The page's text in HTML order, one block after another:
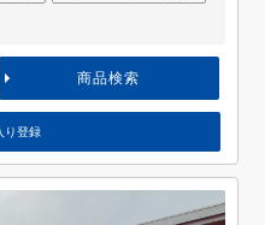
商品検索
り登録